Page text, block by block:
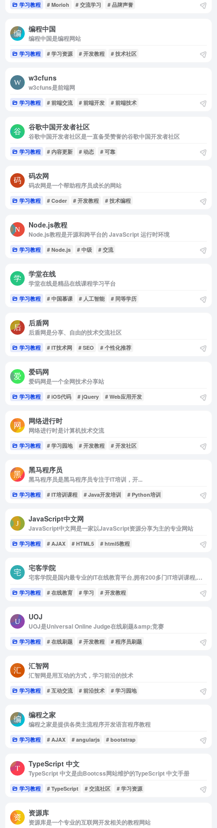
学习教程 # Morioh # 交流学习 # 品牌声誉
编程中国
编程中国是编程网站
学习教程 # 学习资源 # 开发教程 # 技术社区
w3cfuns
w3cfuns是前端网
学习教程 # 前端交流 # 前端开发 # 前端技术
谷歌中国开发者社区
谷歌中国开发者社区是一直备受赞誉的谷歌中国开发者社区
学习教程 # 内容更新 # 动态 # 可靠
码农网
码农网是一个帮助程序员成长的网站
学习教程 # Coder # 开发教程 # 技术编程
Node.js教程
Node.js教程是开源和跨平台的 JavaScript 运行时环境
学习教程 # Node.js # 中级 # 交流
学堂在线
学堂在线是精品在线课程学习平台
学习教程 # 中国慕课 # 人工智能 # 同等学历
后盾网
后盾网是分享、自由的技术交流社区
学习教程 # IT技术网 # SEO # 个性化推荐
爱码网
爱码网是一个全网技术分享站
学习教程 # iOS代码 # jQuery # Web应用开发
网络进行时
网络进行时是计算机技术交流
学习教程 # 学习园地 # 开发教程 # 开发社区
黑马程序员
黑马程序员是黑马程序员专注于IT培训，开...
学习教程 # IT培训课程 # Java开发培训 # Python培训
JavaScript中文网
JavaScript中文网是一家以JavaScript资源分享为主的专业网站
学习教程 # AJAX # HTML5 # html5教程
宅客学院
宅客学院是国内最专业的IT在线教育平台,拥有200多门IT培训课程,超过5000学时
学习教程 # 在线教育 # 学习 # 开发教程
UOJ
UOJ是Universal Online Judge在线刷题&amp;竞赛
学习教程 # 在线刷题 # 开发教程 # 程序员刷题
汇智网
汇智网是用互动的方式，学习前沿的技术
学习教程 # 互动交流 # 前沿技术 # 学习园地
编程之家
编程之家是提供各类主流程序开发语言程序教程
学习教程 # AJAX # angularjs # bootstrap
TypeScript 中文
TypeScript 中文是由Bootcss网站维护的TypeScript 中文手册
学习教程 # TypeScript # 交流社区 # 学习资源
资源库
资源库是一个专业的互联网开发相关的教程网站